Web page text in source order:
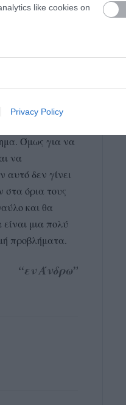
like cookies on
Privacy Policy
+ απεργίας)
Όμως για να
να
αυτό δεν γίνει
στα όρια τους
και θα
μια πολύ
προβλήματα.
“εν Άνδρω”